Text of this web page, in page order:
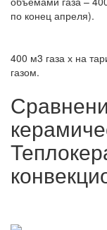
по конец апреля).
400 м3 газа х на
газом.